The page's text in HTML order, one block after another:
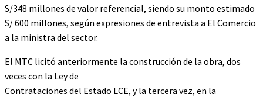
S/348 millones de valor referencial, siendo su monto estimado
S/ 600 millones, según expresiones de entrevista a El Comercio
a la ministra del sector.
El MTC licitó anteriormente la construcción de la obra, dos
veces con la Ley de
Contrataciones del Estado LCE, y la tercera vez, en la